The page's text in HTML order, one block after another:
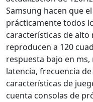
Samsung hacen que
prácticamente todos
características de alto
reproducen a 120
respuesta bajo en
latencia, frecuencia
características de
cuenta consolas de